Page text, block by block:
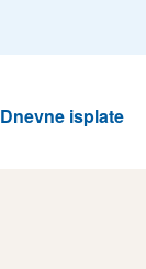
Dnevne isplate